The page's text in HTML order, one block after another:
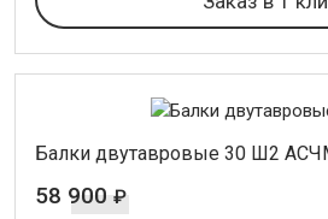
Балки двутавровые 30 Ш2
58 900 ₽